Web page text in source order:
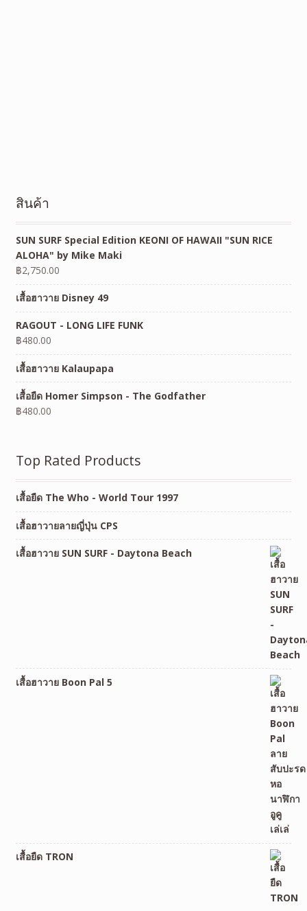
สินค้า
SUN SURF Special Edition KEONI OF HAWAII "SUN RICE
ALOHA" by Mike Maki
฿2,750.00
เสื้อฮาวาย Disney 49
RAGOUT - LONG LIFE FUNK
฿480.00
เสื้อฮาวาย Kalaupapa
เสื้อยืด Homer Simpson - The Godfather
฿480.00
Top Rated Products
เสื้อยืด The Who - World Tour 1997
เสื้อฮาวายลายญี่ปุ่น CPS
เสื้อฮาวาย SUN SURF - Daytona Beach
เสื้อฮาวาย Boon Pal 5
เสื้อยืด TRON